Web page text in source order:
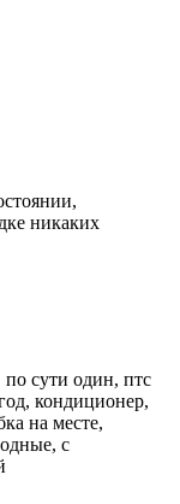
никаких
сути один, птс
кондиционер,
на месте,
с